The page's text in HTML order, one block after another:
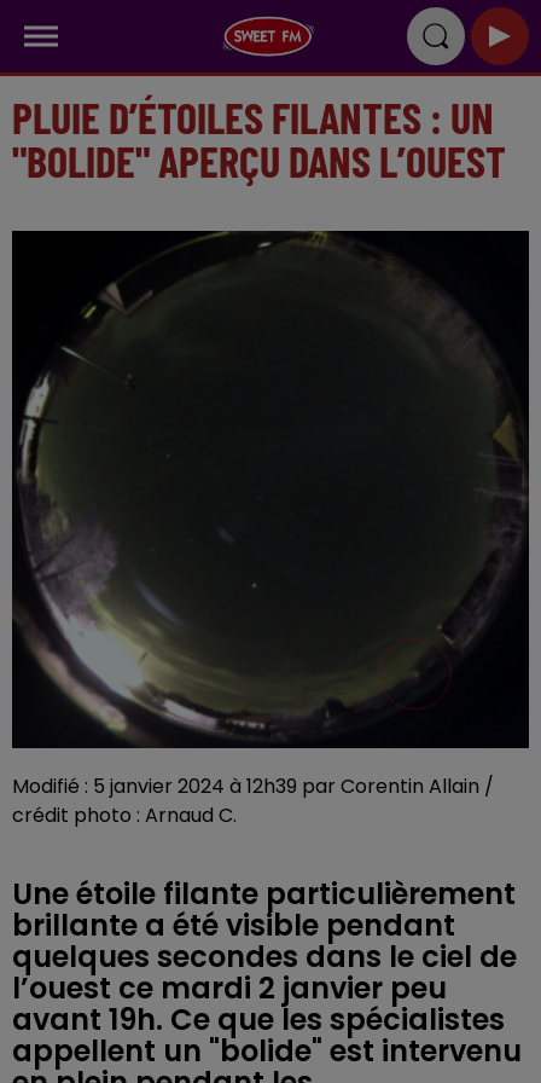
PLUIE D’ÉTOILES FILANTES : UN
"BOLIDE" APERÇU DANS L’OUEST
Modifié : 5 janvier 2024 à 12h39 par Corentin Allain /
crédit photo : Arnaud C.
Une étoile filante particulièrement
brillante a été visible pendant
quelques secondes dans le ciel de
l’ouest ce mardi 2 janvier peu
avant 19h. Ce que les spécialistes
appellent un "bolide" est intervenu